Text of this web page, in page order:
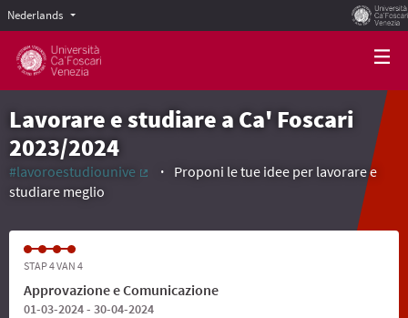
Nederlands Scegli la lingua
Lavorare e studiare a Ca' Foscari
2023/2024
#lavoroestudiounive
Proponi le tue idee per lavorare e
studiare meglio
STAP 4 VAN 4
Approvazione e Comunicazione
01-03-2024 - 30-04-2024